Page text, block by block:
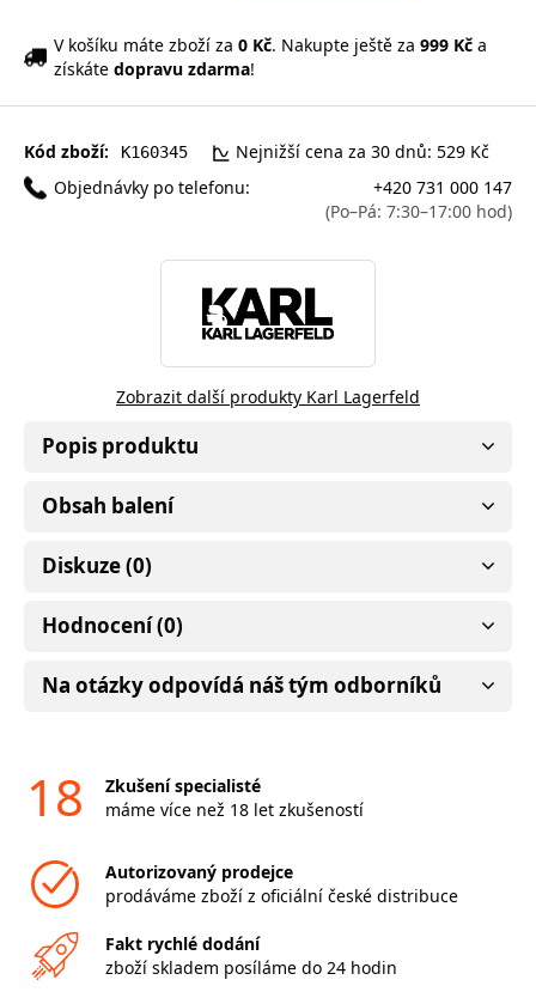
V košíku máte zboží za 0 Kč. Nakupte ještě za 999 Kč a
získáte dopravu zdarma!
Kód zboží: K160345
Nejnižší cena za 30 dnů: 529 Kč
Objednávky po telefonu:
+420 731 000 147
(Po–Pá: 7:30–17:00 hod)
Zobrazit další produkty Karl Lagerfeld
Popis produktu
Obsah balení
Diskuze (0)
Hodnocení (0)
Na otázky odpovídá náš tým odborníků
18
Zkušení specialisté
máme více než 18 let zkušeností
Autorizovaný prodejce
prodáváme zboží z oficiální české distribuce
Fakt rychlé dodání
zboží skladem posíláme do 24 hodin